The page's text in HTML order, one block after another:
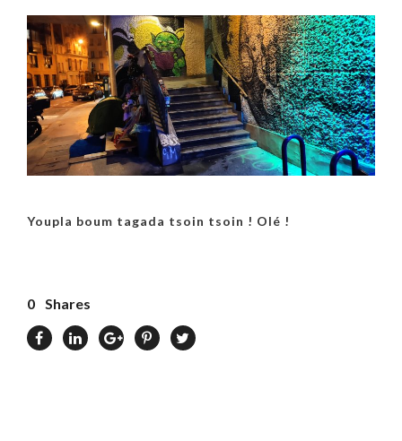
Youpla boum tagada tsoin tsoin ! Olé !
0 Shares